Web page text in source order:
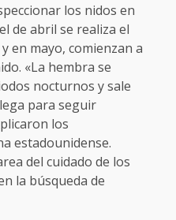
los nidos en
de abril se realiza el
en mayo, comienzan a
«La hembra se
nocturnos y sale
para seguir
los
estadounidense.
del cuidado de los
la búsqueda de